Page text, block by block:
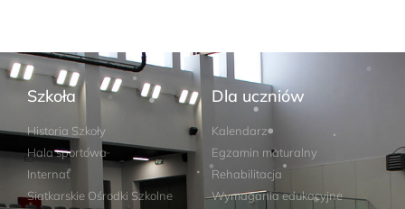
Szkoła
Historia Szkoły
Hala sportowa
Internat
Siatkarskie Ośrodki Szkolne
Dla uczniów
Kalendarz
Egzamin maturalny
Rehabilitacja
Wymagania edukacyjne